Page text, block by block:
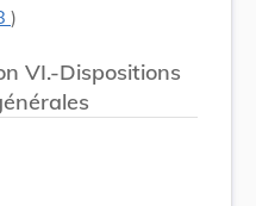
)
VI.-Dispositions